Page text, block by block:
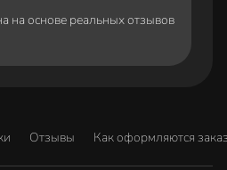
на основе реальных отзывов
Отзывы Как оформляются